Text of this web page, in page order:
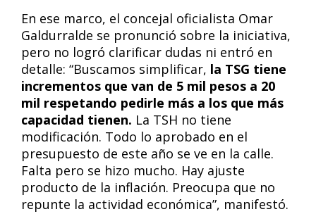
En ese marco, el concejal oficialista Omar
Galdurralde se pronunció sobre la iniciativa,
pero no logró clarificar dudas ni entró en
detalle: “Buscamos simplificar, la TSG tiene
incrementos que van de 5 mil pesos a 20
mil respetando pedirle más a los que más
capacidad tienen. La TSH no tiene
modificación. Todo lo aprobado en el
presupuesto de este año se ve en la calle.
Falta pero se hizo mucho. Hay ajuste
producto de la inflación. Preocupa que no
repunte la actividad económica”, manifestó.